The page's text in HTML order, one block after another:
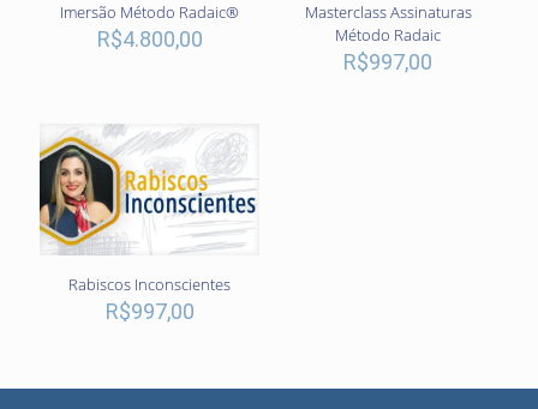
Imersão Método Radaic®
R$4.800,00
Masterclass Assinaturas
Método Radaic
R$997,00
Rabiscos Inconscientes
R$997,00